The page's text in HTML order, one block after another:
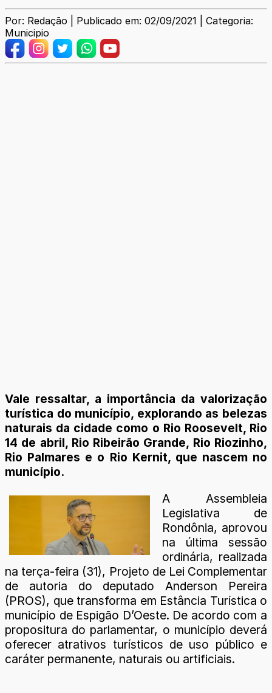
Por: Redação | Publicado em: 02/09/2021 | Categoria:
Municipio
Vale ressaltar, a importância da valorização
turística do município, explorando as belezas
naturais da cidade como o Rio Roosevelt, Rio
14 de abril, Rio Ribeirão Grande, Rio Riozinho,
Rio Palmares e o Rio Kernit, que nascem no
município.
A Assembleia
Legislativa de
Rondônia, aprovou
na última sessão
ordinária, realizada
na terça-feira (31), Projeto de Lei Complementar
de autoria do deputado Anderson Pereira
(PROS), que transforma em Estância Turística o
município de Espigão D’Oeste. De acordo com a
propositura do parlamentar, o município deverá
oferecer atrativos turísticos de uso público e
caráter permanente, naturais ou artificiais.